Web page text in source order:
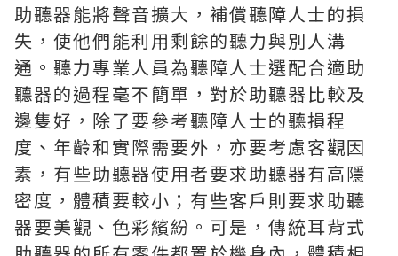
助聽器能將聲音擴大，補償聽障人士的損
失，使他們能利用剩餘的聽力與別人溝
通。聽力專業人員為聽障人士選配合適助
聽器的過程毫不簡單，對於助聽器比較及
邊隻好，除了要參考聽障人士的聽損程
度、年齡和實際需要外，亦要考慮客觀因
素，有些助聽器使用者要求助聽器有高隱
密度，體積要較小；有些客戶則要求助聽
器要美觀、色彩繽紛。可是，傳統耳背式